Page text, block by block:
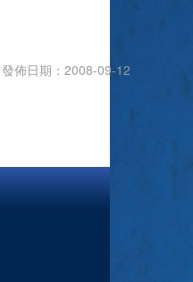
發佈日期：2008-09-12